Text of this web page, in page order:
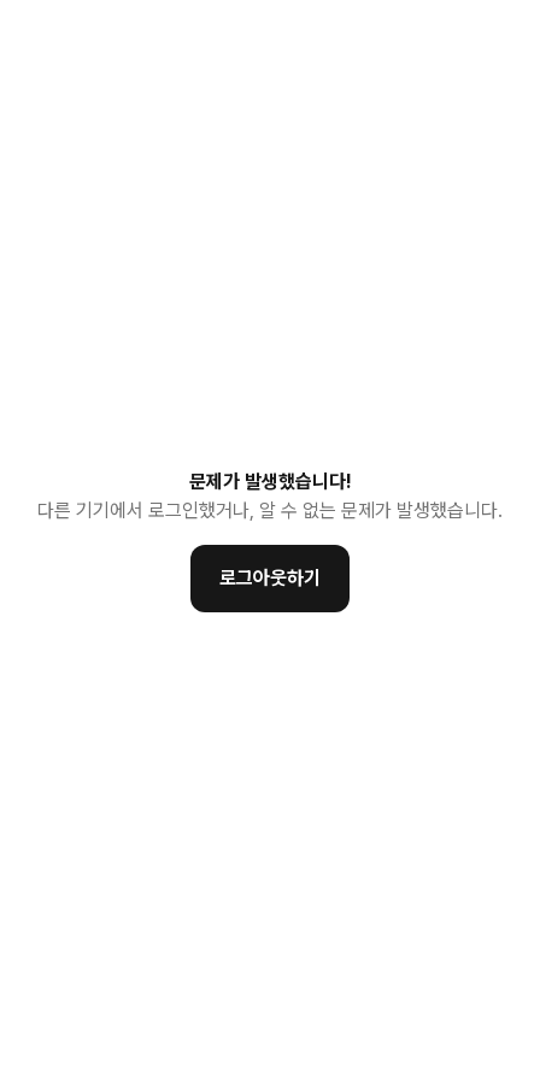
문제가 발생했습니다!
다른 기기에서 로그인했거나, 알 수 없는 문제가 발생했습니다.
로그아웃하기